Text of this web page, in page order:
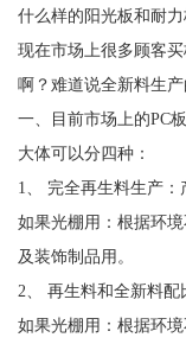
什么样的阳光板和耐力
现在市场上很多顾客
啊？难道说全新料生产
一、目前市场上的PC
大体可以分四种：
1、 完全再生料生产：
如果光棚用：根据环
及装饰制品用。
2、 再生料和全新料配
如果光棚用：根据环